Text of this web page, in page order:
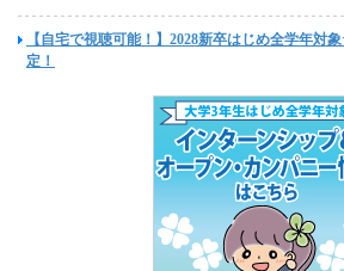
【自宅で視聴可能！】2028新卒はじめ全学年対
定！